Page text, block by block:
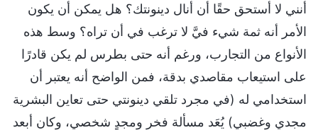
أنني لا أستحق حقًا أن أنال دينونتك؟ هل يمكن أن يكون
الأمر أنه ثمة شيء فيَّ لا ترغب في أن تراه؟ وسط هذه
الأنواع من التجارب، ورغم أنه حتى بطرس لم يكن قادرًا
على استيعاب مقاصدي بدقة، فمن الواضح أنه يعتبر أن
استخدامي له (في مجرد تلقي دينونتي حتى تعاين البشرية
مجدي وغضبي) يُعَد مسألة فخر ومجدٍ شخصي، وكان أبعد